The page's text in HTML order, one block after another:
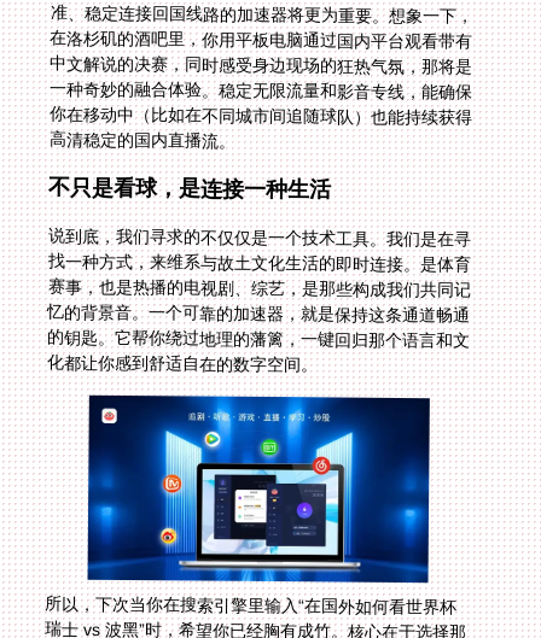
高清稳定的国内直播流。
不只是看球，是连接一种生活
说到底，我们寻求的不仅仅是一个技术工具。我们是在寻
找一种方式，来维系与故土文化生活的即时连接。是体育
赛事，也是热播的电视剧、综艺，是那些构成我们共同记
忆的背景音。一个可靠的加速器，就是保持这条通道畅通
的钥匙。它帮你绕过地理的藩篱，一键回归那个语言和文
化都让你感到舒适自在的数字空间。
所以，下次当你在搜索引擎里输入“在国外如何看世界杯
瑞士 vs 波黑”时，希望你已经胸有成竹。核心在于选择那
条真正为你量身打造的、稳定高速的回家线路。解决了这
个根本问题，无论是激情澎湃的欧洲杯，还是四年一度的